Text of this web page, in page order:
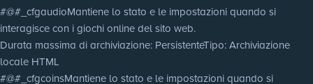
#@#_cfgaudioMantiene lo stato e le impostazioni quando si
interagisce con i giochi online del sito web.
Durata massima di archiviazione: PersistenteTipo: Archiviazione
locale HTML
#@#_cfgcoinsMantiene lo stato e le impostazioni quando si